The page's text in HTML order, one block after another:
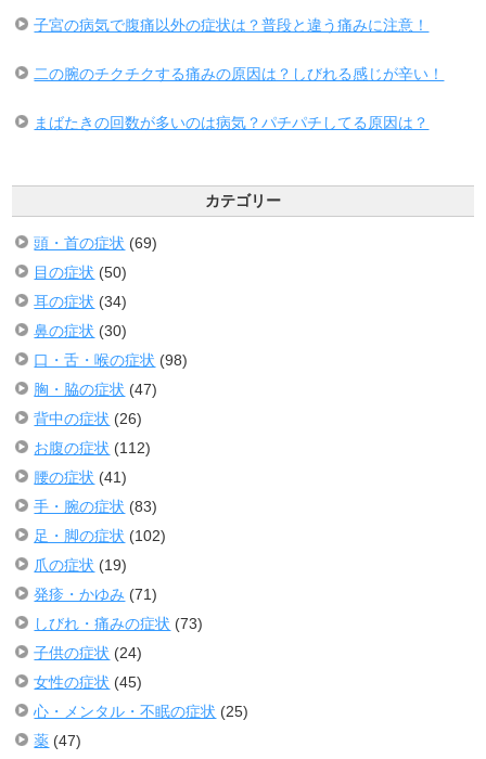
子宮の病気で腹痛以外の症状は？普段と違う痛みに注意！
二の腕のチクチクする痛みの原因は？しびれる感じが辛い！
まばたきの回数が多いのは病気？パチパチしてる原因は？
カテゴリー
頭・首の症状 (69)
目の症状 (50)
耳の症状 (34)
鼻の症状 (30)
口・舌・喉の症状 (98)
胸・脇の症状 (47)
背中の症状 (26)
お腹の症状 (112)
腰の症状 (41)
手・腕の症状 (83)
足・脚の症状 (102)
爪の症状 (19)
発疹・かゆみ (71)
しびれ・痛みの症状 (73)
子供の症状 (24)
女性の症状 (45)
心・メンタル・不眠の症状 (25)
薬 (47)